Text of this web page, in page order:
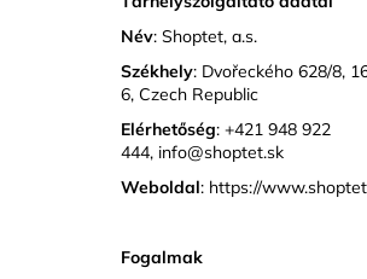
Név: Shoptet, a.s.
Székhely: Dvořeckého 628/8,
6, Czech Republic
Elérhetőség: +421 948 922
444, info@shoptet.sk
Weboldal: https://
Fogalmak